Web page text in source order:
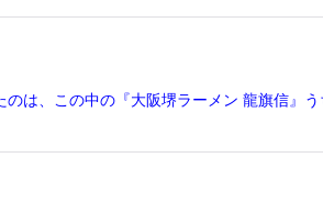
は、この中の『大阪堺ラーメン 龍旗信』